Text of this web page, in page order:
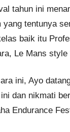
tahun ini
yang tentunya
baik itu
Le Mans
ini, Ayo
dan nikmati
Endurance